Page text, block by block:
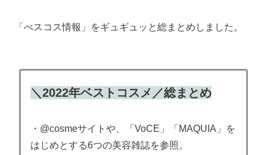
「べスコス情報」をギュギュッと総まとめしました。
＼2022年ベストコスメ／総まとめ
・@cosmeサイトや、「VoCE」「MAQUIA」を
はじめとする6つの美容雑誌を参照。